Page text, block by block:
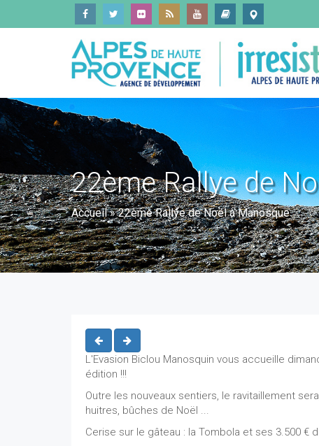
22ème Rallye de
Accueil»22ème Rallye de Noël à Manosque
L'Evasion Biclou Manosquin vous accueille
édition !!!
Outre les nouveaux sentiers, le ravitaillement
huitres, bûches de Noël ...
Cerise sur le gâteau : la Tombola et ses 3.500 €